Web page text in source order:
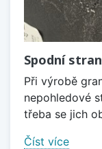
Spodní
Při výrobě
nepohledové
třeba se jich
Číst více